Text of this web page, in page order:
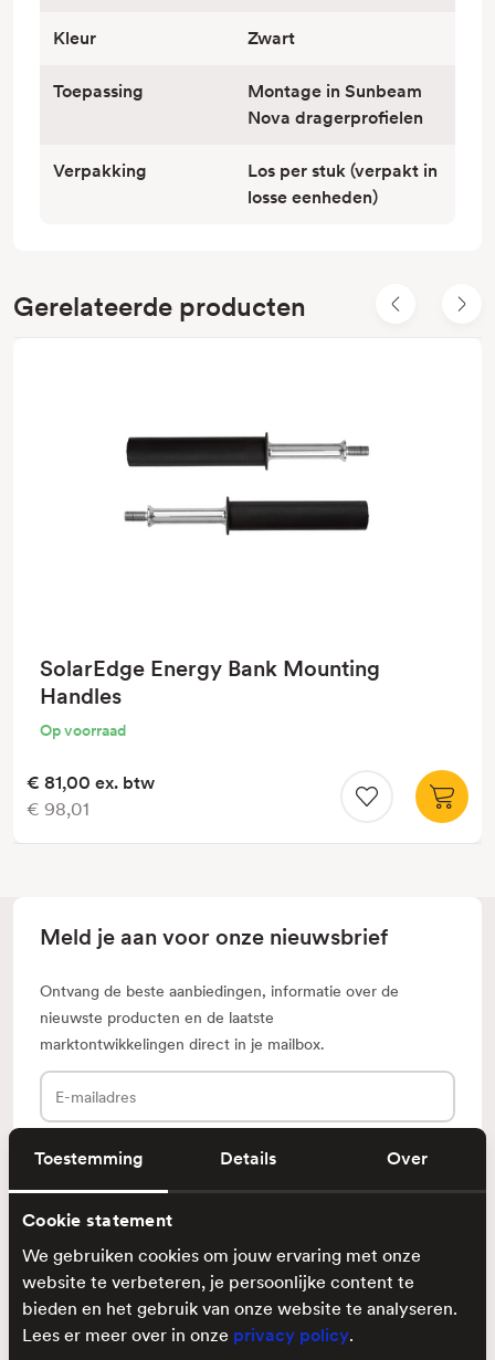
Toestemming Details Over
Cookie statement
We gebruiken cookies om jouw ervaring met onze
website te verbeteren, je persoonlijke content te
bieden en het gebruik van onze website te analyseren.
Lees er meer over in onze privacy policy.
Kleur Zwart
Toepassing
Montage in Sunbeam
Nova dragerprofielen
Verpakking
Los per stuk (verpakt in
losse eenheden)
Gerelateerde producten
SolarEdge Energy Bank Mounting
Handles
Op voorraad
€ 81,00 ex. btw
€ 98,01
Meld je aan voor onze nieuwsbrief
Ontvang de beste aanbiedingen, informatie over de
nieuwste producten en de laatste
marktontwikkelingen direct in je mailbox.
E-
mailadres
Klantenservice
Ontdek
Voorwaarden